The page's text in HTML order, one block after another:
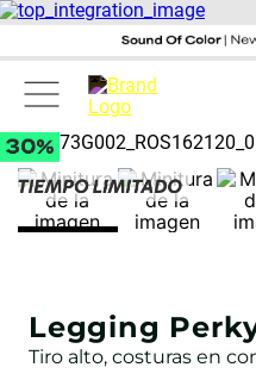
Legging
Tiro alto, costuras en